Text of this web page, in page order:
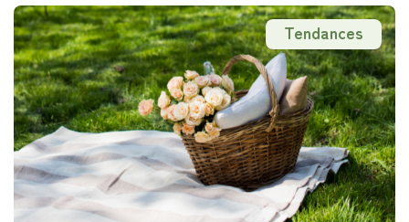
Tendances